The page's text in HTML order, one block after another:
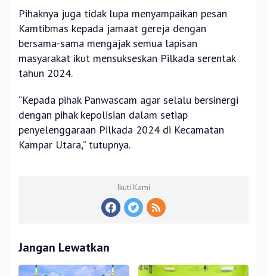
Pihaknya juga tidak lupa menyampaikan pesan
Kamtibmas kepada jamaat gereja dengan
bersama-sama mengajak semua lapisan
masyarakat ikut mensukseskan Pilkada serentak
tahun 2024.
“Kepada pihak Panwascam agar selalu bersinergi
dengan pihak kepolisian dalam setiap
penyelenggaraan Pilkada 2024 di Kecamatan
Kampar Utara,” tutupnya.
Ikuti Kami
Jangan Lewatkan